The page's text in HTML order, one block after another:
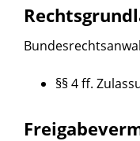
§§ 4 ff.